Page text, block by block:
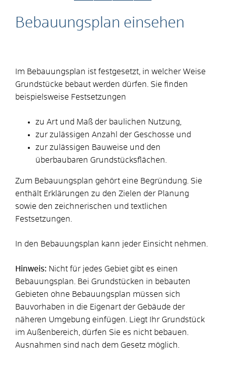
Bebauungsplan einsehen
Im Bebauungsplan ist festgesetzt, in welcher Weise
Grundstücke bebaut werden dürfen. Sie finden
beispielsweise Festsetzungen
zu Art und Maß der baulichen Nutzung,
zur zulässigen Anzahl der Geschosse und
zur zulässigen Bauweise und den
überbaubaren Grundstücksflächen.
Zum Bebauungsplan gehört eine Begründung. Sie
enthält Erklärungen zu den Zielen der Planung
sowie den zeichnerischen und textlichen
Festsetzungen.
In den Bebauungsplan kann jeder Einsicht nehmen.
Hinweis: Nicht für jedes Gebiet gibt es einen
Bebauungsplan. Bei Grundstücken in bebauten
Gebieten ohne Bebauungsplan müssen sich
Bauvorhaben in die Eigenart der Gebäude der
näheren Umgebung einfügen. Liegt Ihr Grundstück
im Außenbereich, dürfen Sie es nicht bebauen.
Ausnahmen sind nach dem Gesetz möglich.